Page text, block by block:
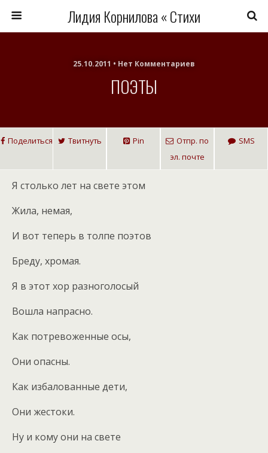
Лидия Корнилова « Стихи
25.10.2011 • Нет Комментариев
ПОЭТЫ
Поделиться Твитнуть Pin
Отпр. по
эл. почте
SMS
Я столько лет на свете этом
Жила, немая,
И вот теперь в толпе поэтов
Бреду, хромая.
Я в этот хор разноголосый
Вошла напрасно.
Как потревоженные осы,
Они опасны.
Как избалованные дети,
Они жестоки.
Ну и кому они на свете